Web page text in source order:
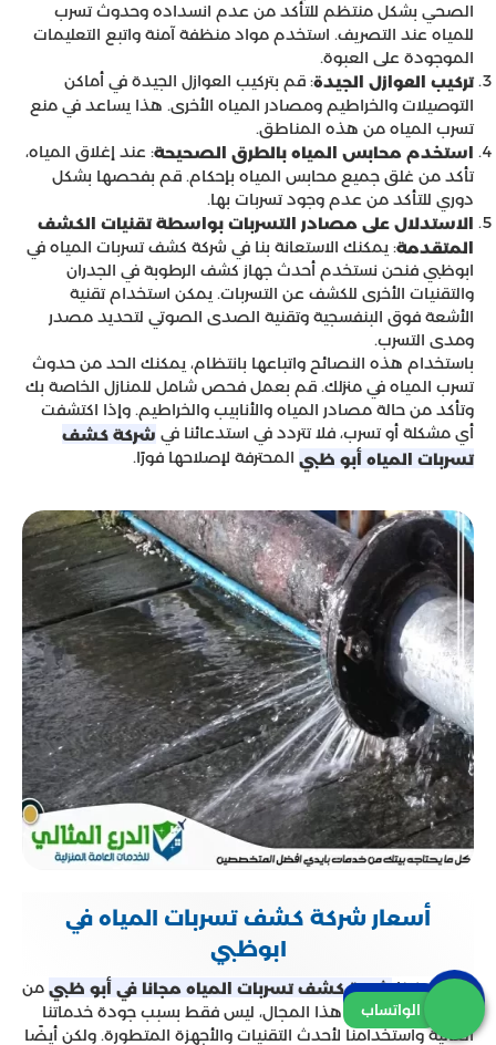
الصحي بشكل منتظم للتأكد من عدم انسداده وحدوث تسرب
للمياه عند التصريف. استخدم مواد منظفة آمنة واتبع التعليمات
الموجودة على العبوة.
تركيب العوازل الجيدة: قم بتركيب العوازل الجيدة في أماكن
التوصيلات والخراطيم ومصادر المياه الأخرى. هذا يساعد في منع
تسرب المياه من هذه المناطق.
استخدم محابس المياه بالطرق الصحيحة: عند إغلاق المياه،
تأكد من غلق جميع محابس المياه بإحكام. قم بفحصها بشكل
دوري للتأكد من عدم وجود تسربات بها.
الاستدلال على مصادر التسربات بواسطة تقنيات الكشف
المتقدمة: يمكنك الاستعانة بنا في شركة كشف تسربات المياه في
ابوظبي فنحن نستخدم أحدث جهاز كشف الرطوبة في الجدران
والتقنيات الأخرى للكشف عن التسربات. يمكن استخدام تقنية
الأشعة فوق البنفسجية وتقنية الصدى الصوتي لتحديد مصدر
ومدى التسرب.
باستخدام هذه النصائح واتباعها بانتظام، يمكنك الحد من حدوث
تسرب المياه في منزلك. قم بعمل فحص شامل للمنازل الخاصة بك
وتأكد من حالة مصادر المياه والأنابيب والخراطيم. وإذا اكتشفت
أي مشكلة أو تسرب، فلا تتردد في استدعائنا في شركة كشف
تسربات المياه أبو ظبي المحترفة لإصلاحها فورًا.
أسعار شركة كشف تسربات المياه في
ابوظبي
تعتبر شركتناشركة كشف تسربات المياه مجانا في أبو ظبي من
الشركات الرائدة في هذا المجال، ليس فقط بسبب جودة خدماتنا
العالية واستخدامنا لأحدث التقنيات والأجهزة المتطورة. ولكن أيضًا
اتصل بنا
الواتساب